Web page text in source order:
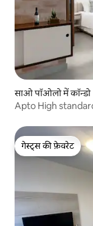
साओ पॉओलो में कॉन्डो
Apto High
गेस्ट्स की फ़ेवरेट
गेस्ट्स की फ़ेवरेट